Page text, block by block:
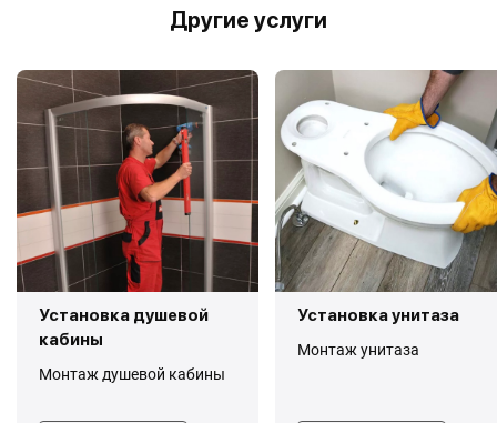
Другие услуги
Установка душевой
кабины
Монтаж душевой кабины
Установка унитаза
Монтаж унитаза